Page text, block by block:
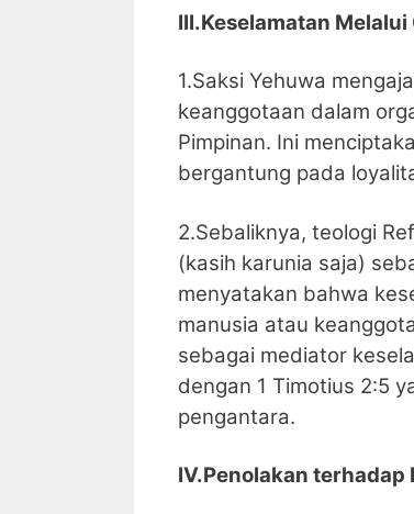
III.Keselamatan
1.Saksi Yehuwa
keanggotaan dalam
Pimpinan. Ini
bergantung pada
2.Sebaliknya, teologi
(kasih karunia saja)
menyatakan bahwa
manusia atau
sebagai mediator
dengan 1 Timotius 2:5
pengantara.
IV.Penolakan terhadap